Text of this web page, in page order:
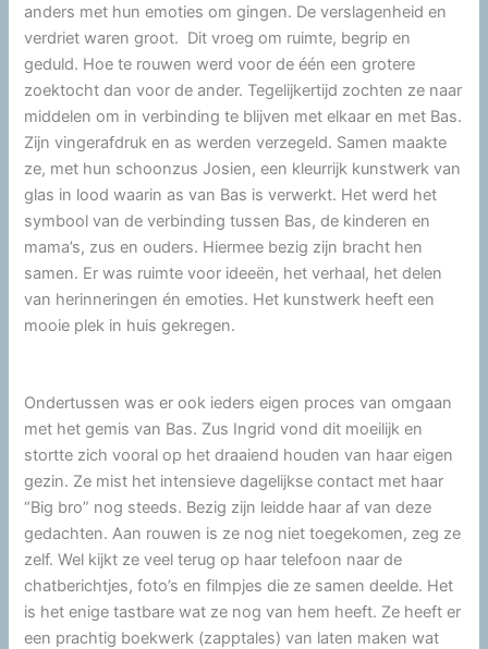
anders met hun emoties om gingen. De verslagenheid en
verdriet waren groot. Dit vroeg om ruimte, begrip en
geduld. Hoe te rouwen werd voor de één een grotere
zoektocht dan voor de ander. Tegelijkertijd zochten ze naar
middelen om in verbinding te blijven met elkaar en met Bas.
Zijn vingerafdruk en as werden verzegeld. Samen maakte
ze, met hun schoonzus Josien, een kleurrijk kunstwerk van
glas in lood waarin as van Bas is verwerkt. Het werd het
symbool van de verbinding tussen Bas, de kinderen en
mama’s, zus en ouders. Hiermee bezig zijn bracht hen
samen. Er was ruimte voor ideeën, het verhaal, het delen
van herinneringen én emoties. Het kunstwerk heeft een
mooie plek in huis gekregen.
Ondertussen was er ook ieders eigen proces van omgaan
met het gemis van Bas. Zus Ingrid vond dit moeilijk en
stortte zich vooral op het draaiend houden van haar eigen
gezin. Ze mist het intensieve dagelijkse contact met haar
“Big bro” nog steeds. Bezig zijn leidde haar af van deze
gedachten. Aan rouwen is ze nog niet toegekomen, zeg ze
zelf. Wel kijkt ze veel terug op haar telefoon naar de
chatberichtjes, foto’s en filmpjes die ze samen deelde. Het
is het enige tastbare wat ze nog van hem heeft. Ze heeft er
een prachtig boekwerk (zapptales) van laten maken wat